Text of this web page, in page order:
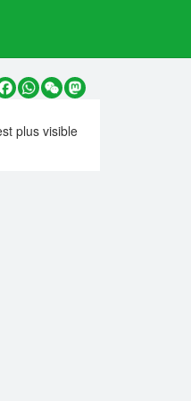
Facebook
WhatsApp
WeChatMastodon
plus visible